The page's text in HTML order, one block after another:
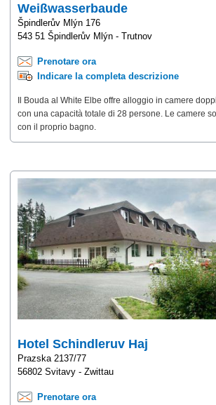
Weißwasserbaude
Špindlerův Mlýn 176
543 51 Špindlerův Mlýn - Trutnov
Prenotare ora
Indicare la completa descrizione
Il Bouda al White Elbe offre alloggio in camere
con una capacità totale di 28 persone. Le camere
con il proprio bagno.
Hotel Schindleruv Haj
Prazska 2137/77
56802 Svitavy - Zwittau
Prenotare ora